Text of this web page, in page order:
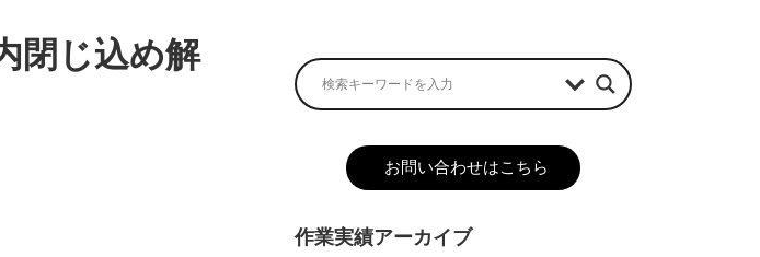
閉じ込め解
お問い合わせはこちら
作業実績アーカイブ